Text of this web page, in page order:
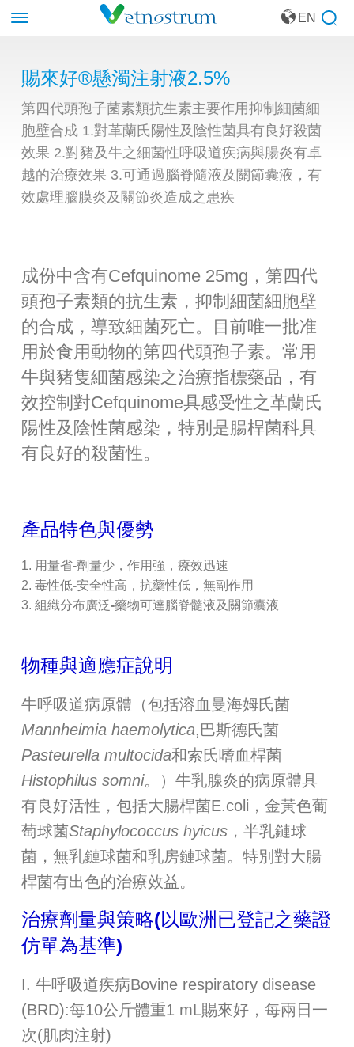
EN
賜來好®懸濁注射液2.5%
第四代頭孢子菌素類抗生素主要作用抑制細菌細
胞壁合成 1.對革蘭氏陽性及陰性菌具有良好殺菌
效果 2.對豬及牛之細菌性呼吸道疾病與腸炎有卓
越的治療效果 3.可通過腦脊隨液及關節囊液，有
效處理腦膜炎及關節炎造成之患疾
成份中含有Cefquinome 25mg，第四代
頭孢子素類的抗生素，抑制細菌細胞壁
的合成，導致細菌死亡。目前唯一批准
用於食用動物的第四代頭孢子素。常用
牛與豬隻細菌感染之治療指標藥品，有
效控制對Cefquinome具感受性之革蘭氏
陽性及陰性菌感染，特別是腸桿菌科具
有良好的殺菌性。
產品特色與優勢
用量省-劑量少，作用強，療效迅速
毒性低-安全性高，抗藥性低，無副作用
組織分布廣泛-藥物可達腦脊髓液及關節囊液
物種與適應症說明
牛呼吸道病原體（包括溶血曼海姆氏菌
Mannheimia haemolytica,巴斯德氏菌
Pasteurella multocida和索氏嗜血桿菌
Histophilus somni。）牛乳腺炎的病原體具
有良好活性，包括大腸桿菌E.coli，金黃色葡
萄球菌Staphylococcus hyicus，半乳鏈球
菌，無乳鏈球菌和乳房鏈球菌。特別對大腸
桿菌有出色的治療效益。
治療劑量與策略(以歐洲已登記之藥證
仿單為基準)
I. 牛呼吸道疾病Bovine respiratory disease
(BRD):每10公斤體重1 mL賜來好，每兩日一
次(肌肉注射)